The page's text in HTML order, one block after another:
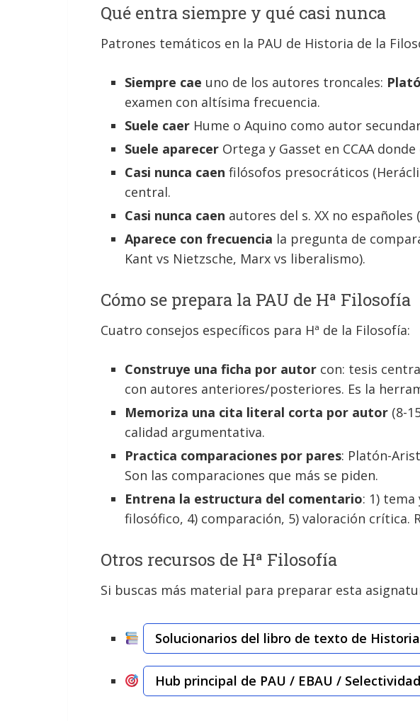
Qué entra siempre y qué casi nunca
Patrones temáticos en la PAU de Historia de la
Siempre cae uno de los autores troncales:
examen con altísima frecuencia.
Suele caer Hume o Aquino como autor
Suele aparecer Ortega y Gasset en CCAA
Casi nunca caen filósofos presocráticos
central.
Casi nunca caen autores del s. XX no españoles
Aparece con frecuencia la pregunta de
Kant vs Nietzsche, Marx vs liberalismo).
Cómo se prepara la PAU de Hª Filosofía
Cuatro consejos específicos para Hª de la Filosofía:
Construye una ficha por autor con: tesis
con autores anteriores/posteriores. Es la
Memoriza una cita literal corta por autor (8-
calidad argumentativa.
Practica comparaciones por pares: Platón-
Son las comparaciones que más se piden.
Entrena la estructura del comentario: 1)
filosófico, 4) comparación, 5) valoración crítica.
Otros recursos de Hª Filosofía
Si buscas más material para preparar esta
Solucionarios del libro de texto de
Hub principal de PAU / EBAU /